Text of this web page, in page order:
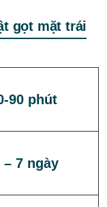
gọt mặt trái
90 phút
– 7 ngày